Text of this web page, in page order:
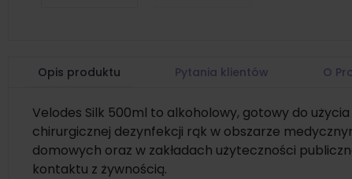
Opis produktu Pytania klientów O
Velodes Silk 500ml to alkoholowy, gotowy do
chirurgicznej dezynfekcji rąk w obszarze
domowych oraz w zakładach użyteczności
kontaktu z żywnością.